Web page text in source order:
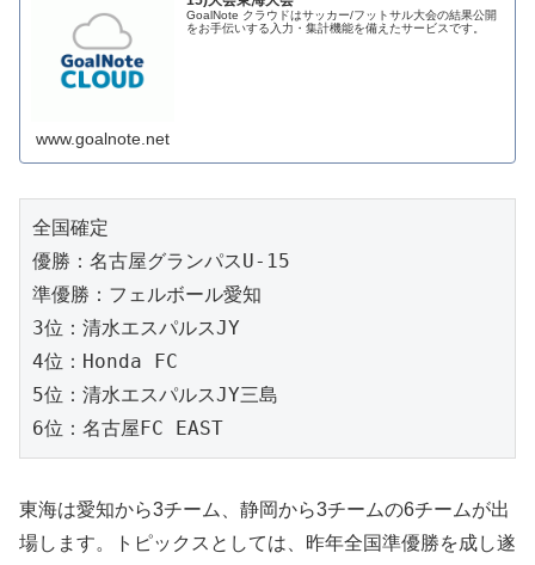
GoalNote クラウドはサッカー/フットサル大会の結果公開
をお手伝いする入力・集計機能を備えたサービスです。
www.goalnote.net
全国確定
優勝：名古屋グランパスU-15
準優勝：フェルボール愛知
3位：清水エスパルスJY
4位：Honda FC
5位：清水エスパルスJY三島
6位：名古屋FC EAST
東海は愛知から3チーム、静岡から3チームの6チームが出
場します。トピックスとしては、昨年全国準優勝を成し遂